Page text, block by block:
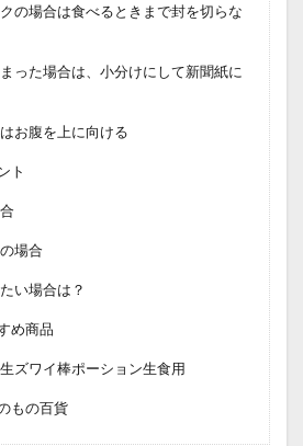
の場合は食べるときまで封を切らな
った場合は、小分けにして新聞紙に
お腹を上に向ける
ト
場合
い場合は？
め商品
ズワイ棒ポーション生食用
もの百貨